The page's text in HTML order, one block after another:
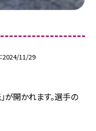
2024/11/29
が開かれます。選手の